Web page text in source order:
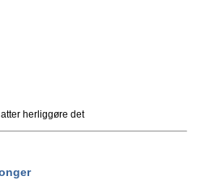
herliggøre det